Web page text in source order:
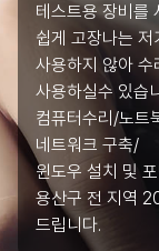
테스트용 장비를
쉽게 고장나는 저
사용하지 않아
사용하실수 있습
컴퓨터수리/노트
네트워크 구축/
윈도우 설치 및
용산구 전 지역
드립니다.